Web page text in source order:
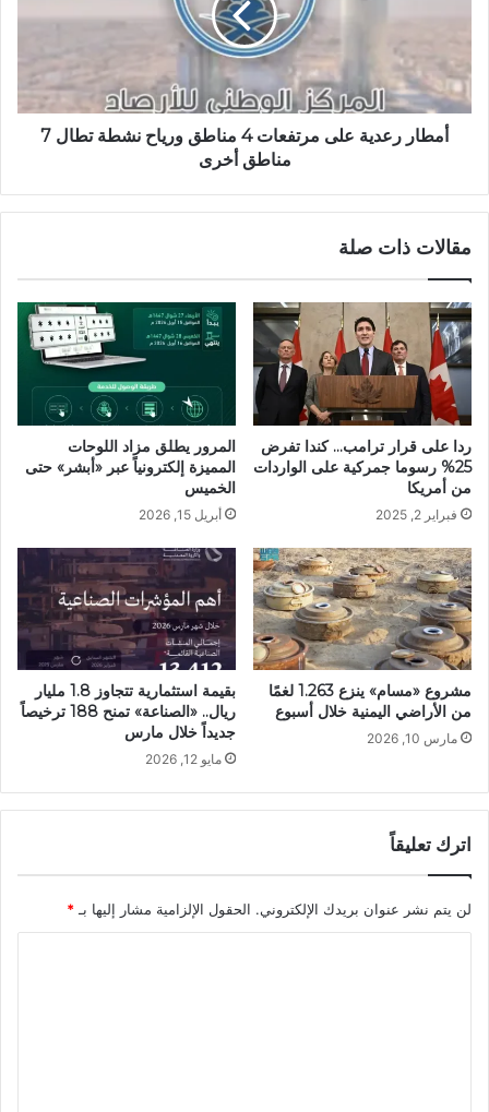
أمطار رعدية على مرتفعات 4 مناطق ورياح نشطة تطال 7
مناطق أخرى
مقالات ذات صلة
ردا على قرار ترامب… كندا تفرض
25% رسوما جمركية على الواردات
من أمريكا
فبراير 2, 2025
المرور يطلق مزاد اللوحات
المميزة إلكترونياً عبر «أبشر» حتى
الخميس
أبريل 15, 2026
مشروع «مسام» ينزع 1.263 لغمًا
من الأراضي اليمنية خلال أسبوع
مارس 10, 2026
بقيمة استثمارية تتجاوز 1.8 مليار
ريال.. «الصناعة» تمنح 188 ترخيصاً
جديداً خلال مارس
مايو 12, 2026
اترك تعليقاً
لن يتم نشر عنوان بريدك الإلكتروني. الحقول الإلزامية مشار إليها بـ*